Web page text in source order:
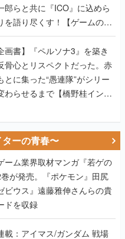
郎らと共に『ICO』に込めら
を語り尽くす！【ゲームの企
画書】『ペルソナ3』を築き
骨心とリスペクトだった。赤
とに集った“愚連隊”がシリー
わらせるまで【橋野桂インタ
ーの青春〜
ーム業界取材マンガ『若ゲの
が発売。『ポケモン』田尻
ビウス』遠藤雅伸さんらの貴
ドを収録
：アイマス/ガンダム 戦場